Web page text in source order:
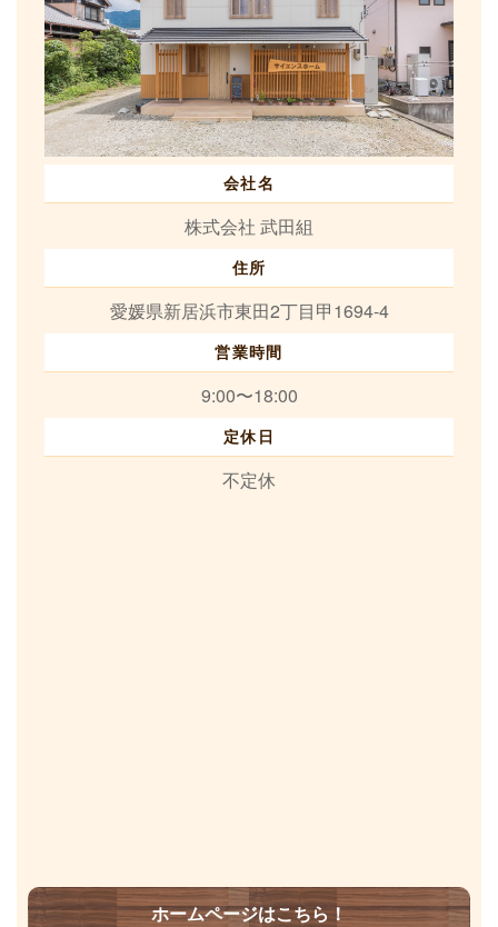
会社名
株式会社 武田組
住所
愛媛県新居浜市東田2丁目甲1694-4
営業時間
9:00〜18:00
定休日
不定休
ホームページはこちら！